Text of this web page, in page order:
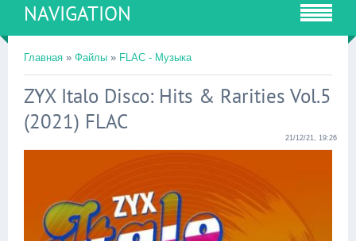
NAVIGATION
Главная » Файлы » FLAC - Музыка
ZYX Italo Disco: Hits & Rarities Vol.5
(2021) FLAC
21/12/21, 19:26